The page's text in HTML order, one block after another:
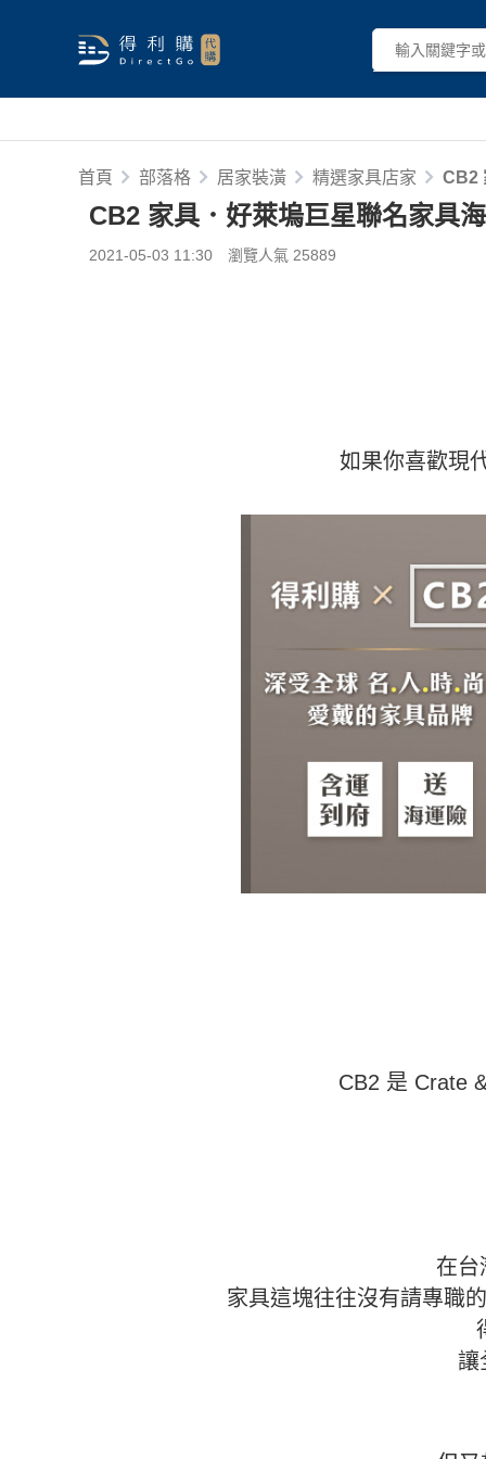
首頁 部落格 居家裝潢 精選家具店家 CB2
CB2 家具．好萊塢巨星聯名家具
2021-05-03 11:30 瀏覽人氣 25889
如果你喜歡現
CB2 是 Crate
在台
家具這塊往往沒有請專職
讓